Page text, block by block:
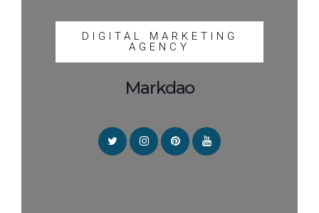
DIGITAL MARKETING
AGENCY
Markdao